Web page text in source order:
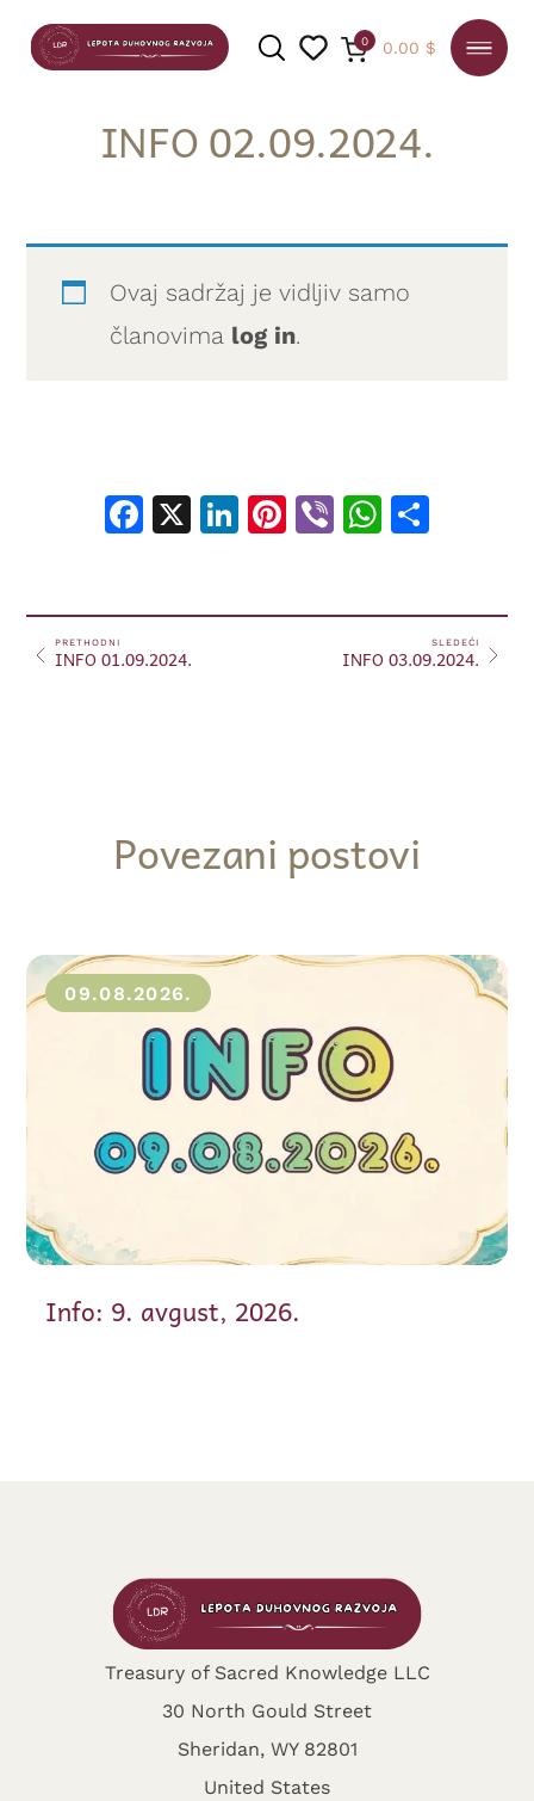
0 0.00 $
INFO 02.09.2024.
Ovaj sadržaj je vidljiv samo
članovima log in.
Facebook
X LinkedIn
Pinterest
Viber
PRETHODNI
INFO 01.09.2024.
SLEDEĆI
INFO 03.09.2024.
Povezani postovi
09.08.2026.
Info: 9. avgust, 2026.
Treasury of Sacred Knowledge LLC
30 North Gould Street
Sheridan, WY 82801
United States